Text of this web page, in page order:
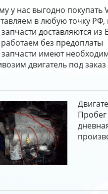
у нас выгодно покупать
в любую точку
доставляются из
без предоплаты
запчасти имеют
двигатель под